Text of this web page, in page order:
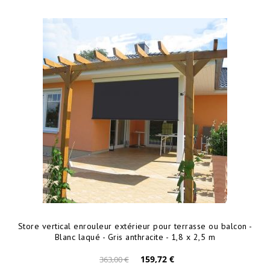
Store vertical enrouleur extérieur pour terrasse ou balcon -
Blanc laqué - Gris anthracite - 1,8 x 2,5 m
363,00 € 159,72 €